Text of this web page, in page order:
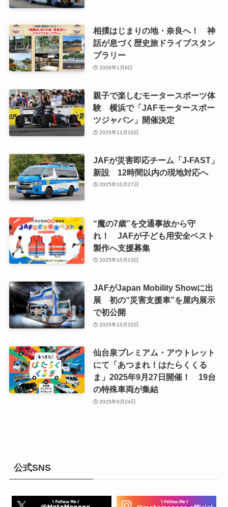
相撲はじまりの地・奈良へ！ 神
話が息づく歴史旅ドライブスタン
プラリー
2026年1月8日
親子で楽しむモータースポーツ体
験 横浜で「JAFモータースポー
ツジャパン」開催決定
2025年11月10日
JAFが災害即応チーム「J-FAST」
新設 12時間以内の現地対応へ
2025年10月27日
“魔の7歳”を交通事故から守
れ！ JAFが子ども用安全ベスト
製作へ支援募集
2025年10月23日
JAFがJapan Mobility Showに出
展 初の“災害支援車”を屋内展示
で初公開
2025年10月20日
仙台泉プレミアム・アウトレット
にて「あつまれ！はたらくくる
ま」2025年9月27日開催！ 19台
の特殊車両が集結
2025年9月24日
公式SNS